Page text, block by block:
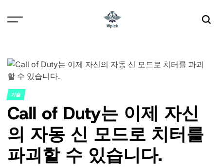
POSTED
IN
기술
Call of Duty는 이제 자신
의 자동 신 모드로 치터를
파괴할 수 있습니다.